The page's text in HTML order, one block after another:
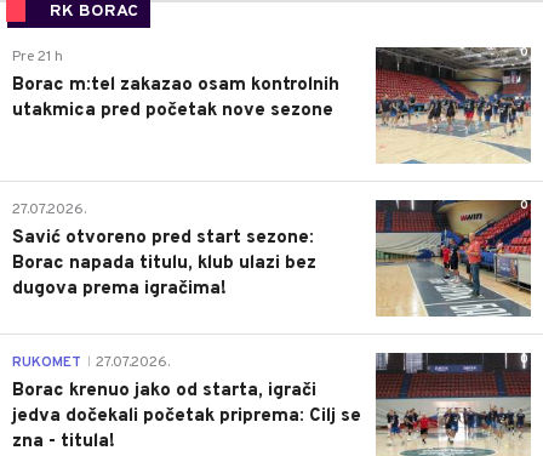
RK BORAC
0
Pre 21 h
Borac m:tel zakazao osam kontrolnih
utakmica pred početak nove sezone
0
27.07.2026.
Savić otvoreno pred start sezone:
Borac napada titulu, klub ulazi bez
dugova prema igračima!
0
RUKOMET 27.07.2026.
Borac krenuo jako od starta, igrači
jedva dočekali početak priprema: Cilj se
zna - titula!